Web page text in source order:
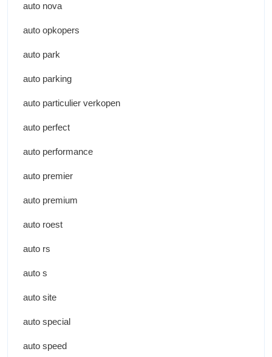
auto nova
auto opkopers
auto park
auto parking
auto particulier verkopen
auto perfect
auto performance
auto premier
auto premium
auto roest
auto rs
auto s
auto site
auto special
auto speed